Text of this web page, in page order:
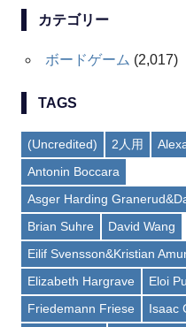
カテゴリー
ボードゲーム (2,017)
TAGS
(Uncredited) 2人用
Antonin Boccara
Asger Harding
Brian Suhre
David Wang
Eilif Svensson&Kristian
Elizabeth Hargrave
Eloi
Friedemann Friese
Isaac